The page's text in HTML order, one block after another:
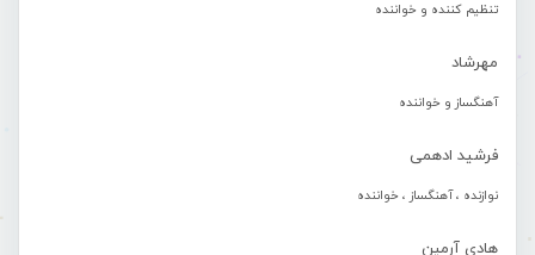
تنظیم کننده و خواننده
مهرشاد
آهنگساز و خواننده
فرشید ادهمی
نوازنده ، آهنگساز ، خواننده
هادی آرمین